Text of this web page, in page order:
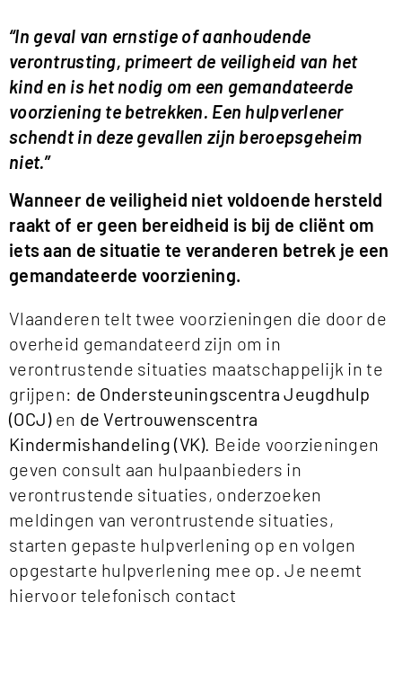
“In geval van ernstige of aanhoudende
verontrusting, primeert de veiligheid van het
kind en is het nodig om een gemandateerde
voorziening te betrekken. Een hulpverlener
schendt in deze gevallen zijn beroepsgeheim
niet.”
Wanneer de veiligheid niet voldoende hersteld
raakt of er geen bereidheid is bij de cliënt om
iets aan de situatie te veranderen betrek je een
gemandateerde voorziening.
Vlaanderen telt twee voorzieningen die door de
overheid gemandateerd zijn om in
verontrustende situaties maatschappelijk in te
grijpen: de Ondersteuningscentra Jeugdhulp
(OCJ)en de Vertrouwenscentra
Kindermishandeling (VK). Beide voorzieningen
geven consult aan hulpaanbieders in
verontrustende situaties, onderzoeken
meldingen van verontrustende situaties,
starten gepaste hulpverlening op en volgen
opgestarte hulpverlening mee op. Je neemt
hiervoor telefonisch contact